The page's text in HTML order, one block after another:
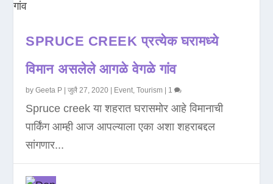
SPRUCE CREEK प्रत्येक घरामध्ये
विमान असलेले आगळे वेगळे गांव
byGeeta P |जुलै 27, 2020 Event,Tourism 1
Spruce creek या शहरात घरासमोर आहे विमानाची
पार्किंग आम्ही आज आपल्याला एका अशा शहराबद्दल
सांगणार...